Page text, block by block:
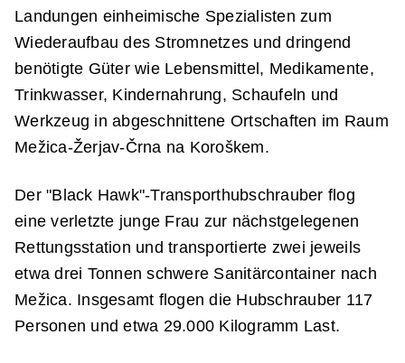
Landungen einheimische Spezialisten zum
Wiederaufbau des Stromnetzes und dringend
benötigte Güter wie Lebensmittel, Medikamente,
Trinkwasser, Kindernahrung, Schaufeln und
Werkzeug in abgeschnittene Ortschaften im Raum
Mežica-Žerjav-Črna na Koroškem.
Der "Black Hawk"-Transporthubschrauber flog
eine verletzte junge Frau zur nächstgelegenen
Rettungsstation und transportierte zwei jeweils
etwa drei Tonnen schwere Sanitärcontainer nach
Mežica. Insgesamt flogen die Hubschrauber 117
Personen und etwa 29.000 Kilogramm Last.